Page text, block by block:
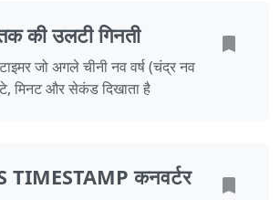
की उलटी गिनती
जो अगले चीनी नव वर्ष (चंद्र नव
मिनट और सेकंड दिखाता है
TIMESTAMP कनवर्टर